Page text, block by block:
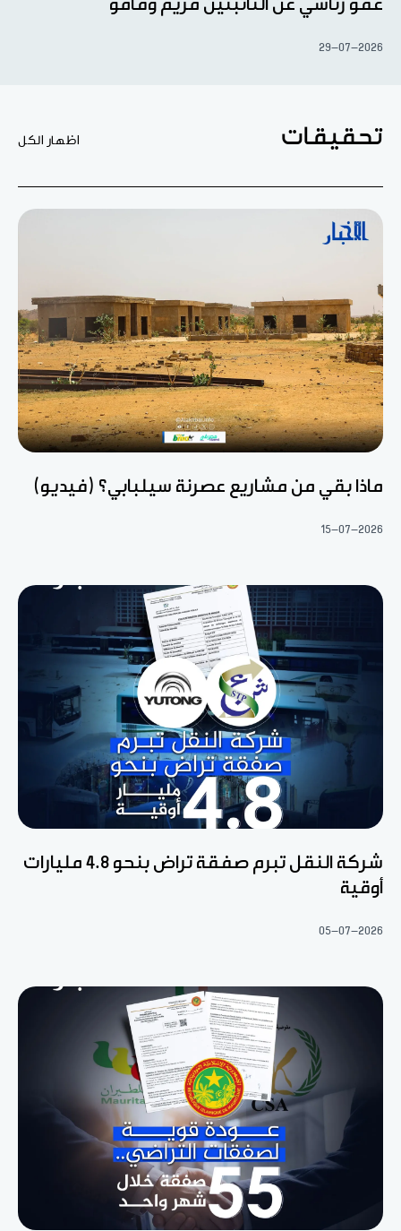
عفو رئاسي عن النائبتين مريم وقامو
29-07-2026
تحقيقات اظهار الكل
ماذا بقي من مشاريع عصرنة سيلبابي؟ (فيديو)
15-07-2026
شركة النقل تبرم صفقة تراض بنحو 4.8 مليارات
أوقية
05-07-2026